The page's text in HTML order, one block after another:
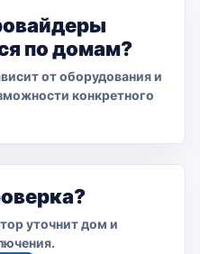
по домам?
от оборудования и
конкретного
уточнит дом и